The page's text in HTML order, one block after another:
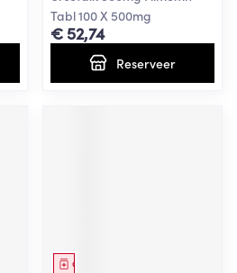
Tabl 100 X 500mg
€ 52,74
Reserveer
Geneesmiddel